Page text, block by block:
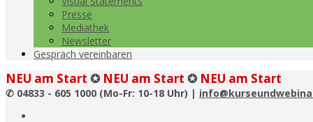
Presse
Mediathek
Newsletter
Gespräch vereinbaren
NEU am Start ✪ NEU am Start ✪ NEU am Start
✆ 04833 - 605 1000 (Mo-Fr: 10-18 Uhr) |